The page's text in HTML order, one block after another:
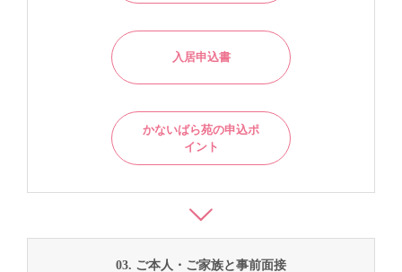
入居申込書
かないばら苑の申込ポ
イント
03. ご本人・ご家族と事前面接